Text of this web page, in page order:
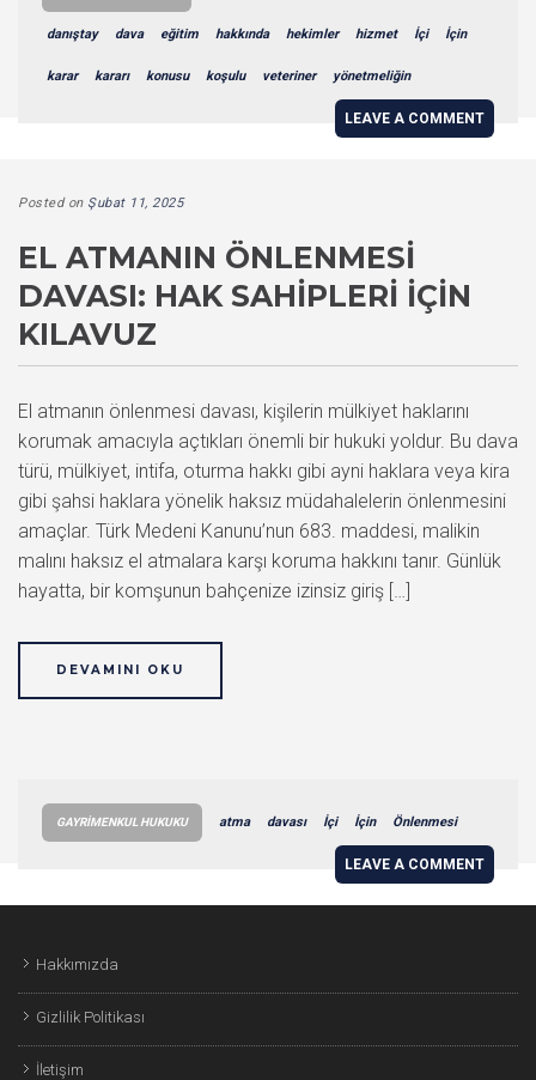
danıştay dava eğitim hakkında hekimler hizmet İçi İçin
karar kararı konusu koşulu veteriner yönetmeliğin
LEAVE A COMMENT
Posted on Şubat 11, 2025
EL ATMANIN ÖNLENMESI
DAVASI: HAK SAHIPLERI İÇIN
KILAVUZ
El atmanın önlenmesi davası, kişilerin mülkiyet haklarını
korumak amacıyla açtıkları önemli bir hukuki yoldur. Bu dava
türü, mülkiyet, intifa, oturma hakkı gibi ayni haklara veya kira
gibi şahsi haklara yönelik haksız müdahalelerin önlenmesini
amaçlar. Türk Medeni Kanunu’nun 683. maddesi, malikin
malını haksız el atmalara karşı koruma hakkını tanır. Günlük
hayatta, bir komşunun bahçenize izinsiz giriş […]
DEVAMINI OKU
GAYRIMENKUL HUKUKU atma davası İçi İçin Önlenmesi
LEAVE A COMMENT
Hakkımızda
Gizlilik Politikası
İletişim